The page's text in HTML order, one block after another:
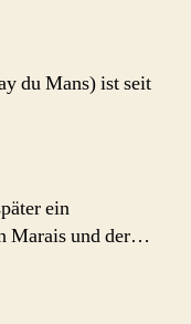
du Mans) ist seit
ein
Marais und der…